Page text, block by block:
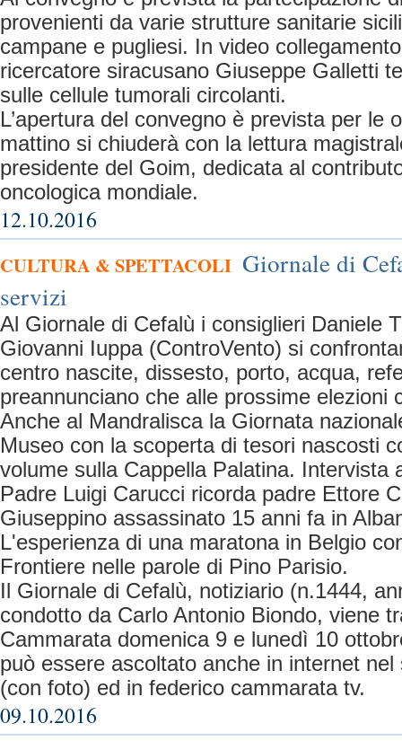
provenienti da varie strutture sanitarie
campane e pugliesi. In video
ricercatore siracusano Giuseppe Galletti
sulle cellule tumorali circolanti.
L’apertura del convegno è prevista per le
mattino si chiuderà con la lettura
presidente del Goim, dedicata al
oncologica mondiale.
12.10.2016
CULTURA & SPETTACOLI Giornale di
servizi
Al Giornale di Cefalù i consiglieri Daniele
Giovanni Iuppa (ControVento) si
centro nascite, dissesto, porto, acqua,
preannunciano che alle prossime elezioni
Anche al Mandralisca la Giornata
Museo con la scoperta di tesori nascosti
volume sulla Cappella Palatina. Intervista
Padre Luigi Carucci ricorda padre Ettore
Giuseppino assassinato 15 anni fa in
L'esperienza di una maratona in Belgio
Frontiere nelle parole di Pino Parisio.
Il Giornale di Cefalù, notiziario (n.1444,
condotto da Carlo Antonio Biondo, viene
Cammarata domenica 9 e lunedì 10
può essere ascoltato anche in internet
(con foto) ed in federico cammarata tv.
09.10.2016